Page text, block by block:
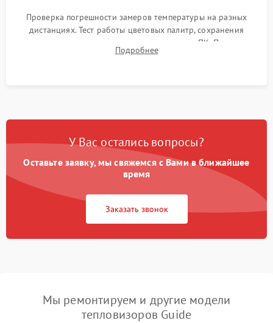
Проверка погрешности замеров температуры на разных
дистанциях. Тест работы цветовых палитр, сохранения
термограмм в память и передачи данных на ПК. Проверка
автономности работы и итоговый контроль качества.
Подробнее
У Вас остались вопросы?
Оставьте заявку, мы свяжемся с Вами в ближайшее
время
Заказать звонок
Мы ремонтируем и другие модели
тепловизоров Guide